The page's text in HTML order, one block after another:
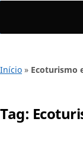
Início » Ecoturismo
Tag: